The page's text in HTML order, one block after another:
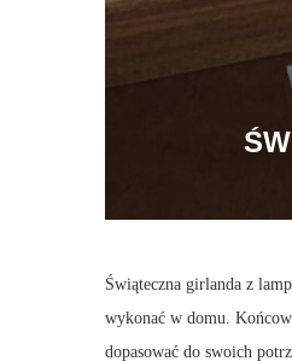
Świąteczna girlanda z
wykonać w domu.
dopasować do swoich